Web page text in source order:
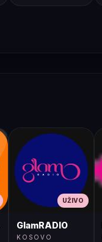
UŽIVO
GlamRADIO
KOSOVO